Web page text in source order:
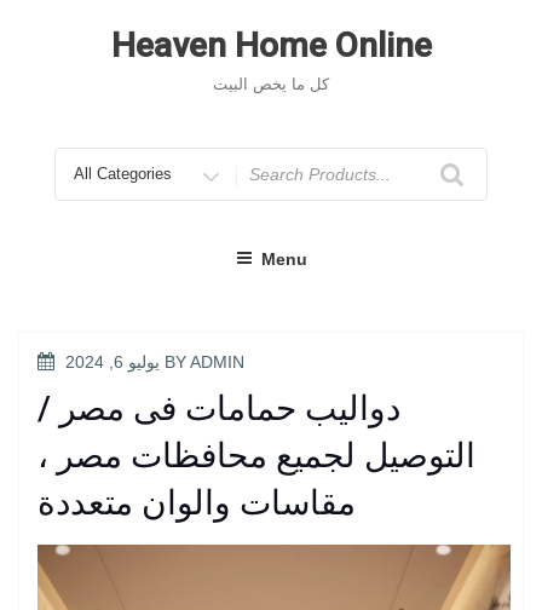
Heaven Home Online
كل ما يخص البيت
for
Menu
POSTED يوليو 6, 2024 BYADMIN
دواليب حمامات فى مصر /
التوصيل لجميع محافظات مصر ،
مقاسات والوان متعددة